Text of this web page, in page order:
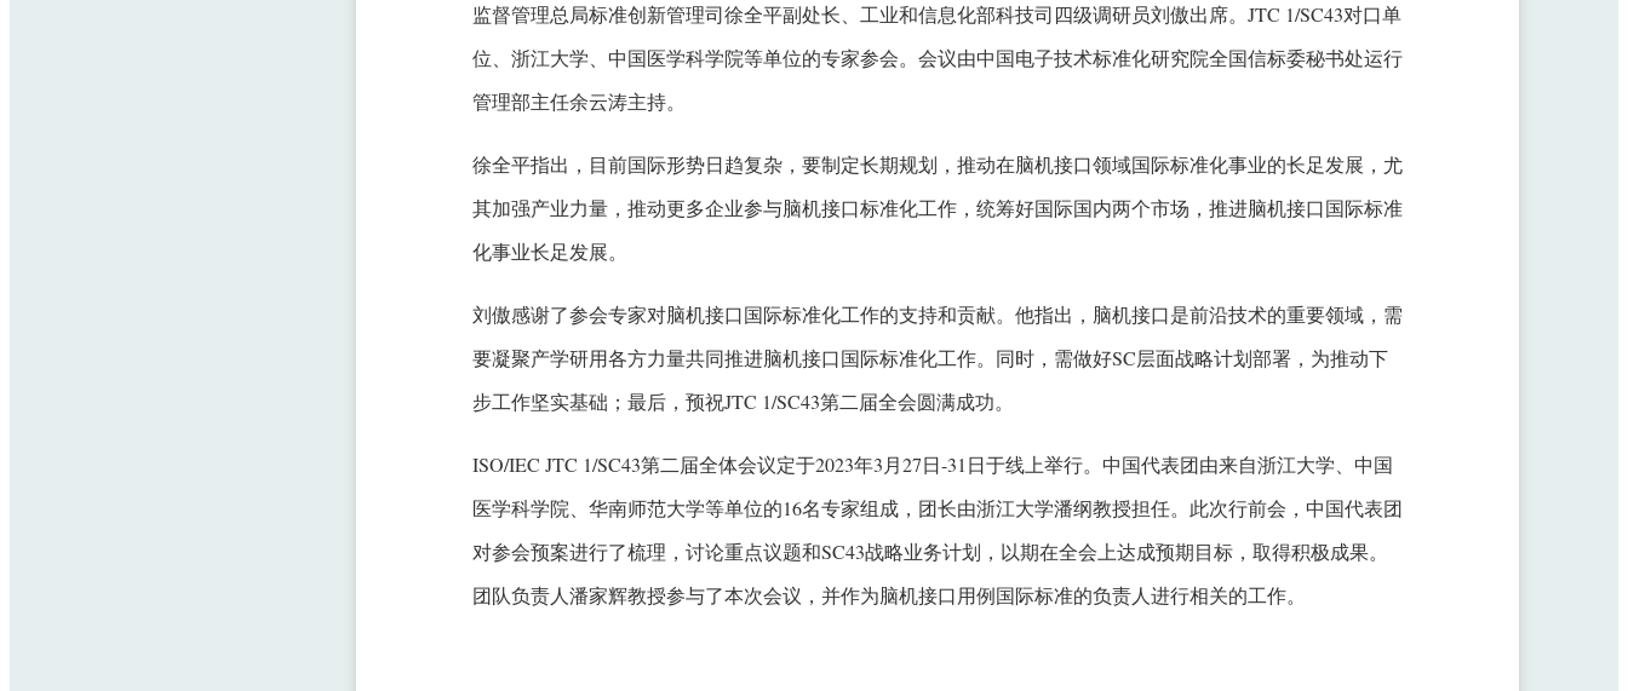
监督管理总局标准创新管理司徐全平副处长、工业和信息化部科技司四级调研员刘傲出席。JTC 1/SC43对口单
位、浙江大学、中国医学科学院等单位的专家参会。会议由中国电子技术标准化研究院全国信标委秘书处运行
管理部主任余云涛主持。
徐全平指出，目前国际形势日趋复杂，要制定长期规划，推动在脑机接口领域国际标准化事业的长足发展，尤
其加强产业力量，推动更多企业参与脑机接口标准化工作，统筹好国际国内两个市场，推进脑机接口国际标准
化事业长足发展。
刘傲感谢了参会专家对脑机接口国际标准化工作的支持和贡献。他指出，脑机接口是前沿技术的重要领域，需
要凝聚产学研用各方力量共同推进脑机接口国际标准化工作。同时，需做好SC层面战略计划部署，为推动下
步工作坚实基础；最后，预祝JTC 1/SC43第二届全会圆满成功。
ISO/IEC JTC 1/SC43第二届全体会议定于2023年3月27日-31日于线上举行。中国代表团由来自浙江大学、中国
医学科学院、华南师范大学等单位的16名专家组成，团长由浙江大学潘纲教授担任。此次行前会，中国代表团
对参会预案进行了梳理，讨论重点议题和SC43战略业务计划，以期在全会上达成预期目标，取得积极成果。
团队负责人潘家辉教授参与了本次会议，并作为脑机接口用例国际标准的负责人进行相关的工作。